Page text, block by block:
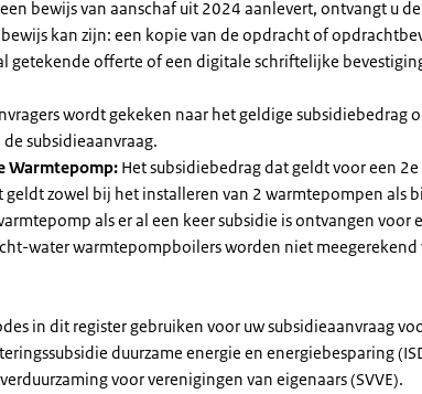
bewijs van aanschaf uit 2024 aanlevert, ontvangt u
kan zijn: een kopie van de opdracht of
getekende offerte of een digitale schriftelijke
wordt gekeken naar het geldige subsidiebedrag
subsidieaanvraag.
Warmtepomp: Het subsidiebedrag dat geldt voor een
zowel bij het installeren van 2 warmtepompen als
als er al een keer subsidie is ontvangen voor
water warmtepompboilers worden niet meegerekend
in dit register gebruiken voor uw subsidieaanvraag
duurzame energie en energiebesparing
voor verenigingen van eigenaars (SVVE).